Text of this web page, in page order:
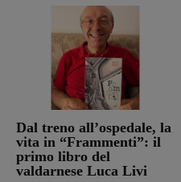
Dal treno all’ospedale, la
vita in “Frammenti”: il
primo libro del
valdarnese Luca Livi